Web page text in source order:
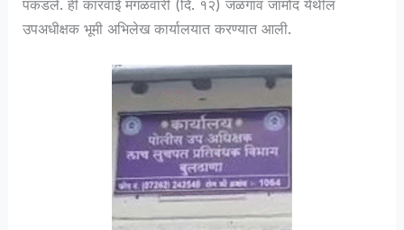
पकडले. ही कारवाई मंगळवारी (दि. १२) जळगाव जामोद येथील
उपअधीक्षक भूमी अभिलेख कार्यालयात करण्यात आली.